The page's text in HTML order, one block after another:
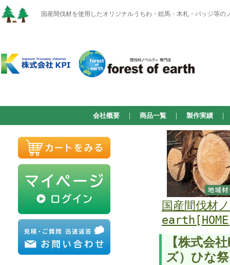
国産間伐材を使用したオリジナルうちわ・絵馬・木札・バッジ
会社概要 ｜ 商品一覧 ｜ 製作実績 ｜
国産間伐材
【株式会
ズ）ひな